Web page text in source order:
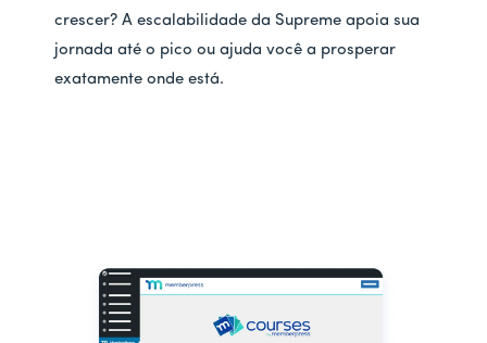
crescer? A escalabilidade da Supreme apoia sua
jornada até o pico ou ajuda você a prosperar
exatamente onde está.